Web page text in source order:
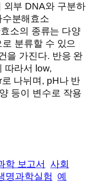
외부 DNA와 구분하
분해효소
소의 종류는 다양
분류할 수 있으
을 가진다. 반응 완
따라서 low,
나뉘며, pH나 반
등이 변수로 작용
학 보고서
사회
명과학실험
예